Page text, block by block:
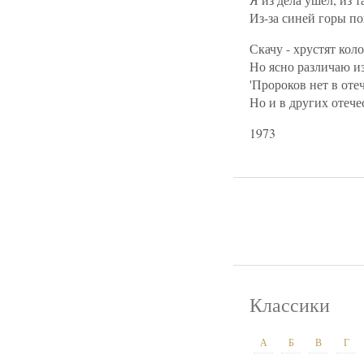
Из-за синей горы
Скачу - хрустят
Но ясно различаю
'Пророков нет в
Но и в других
1973
Классики
А Б В Г